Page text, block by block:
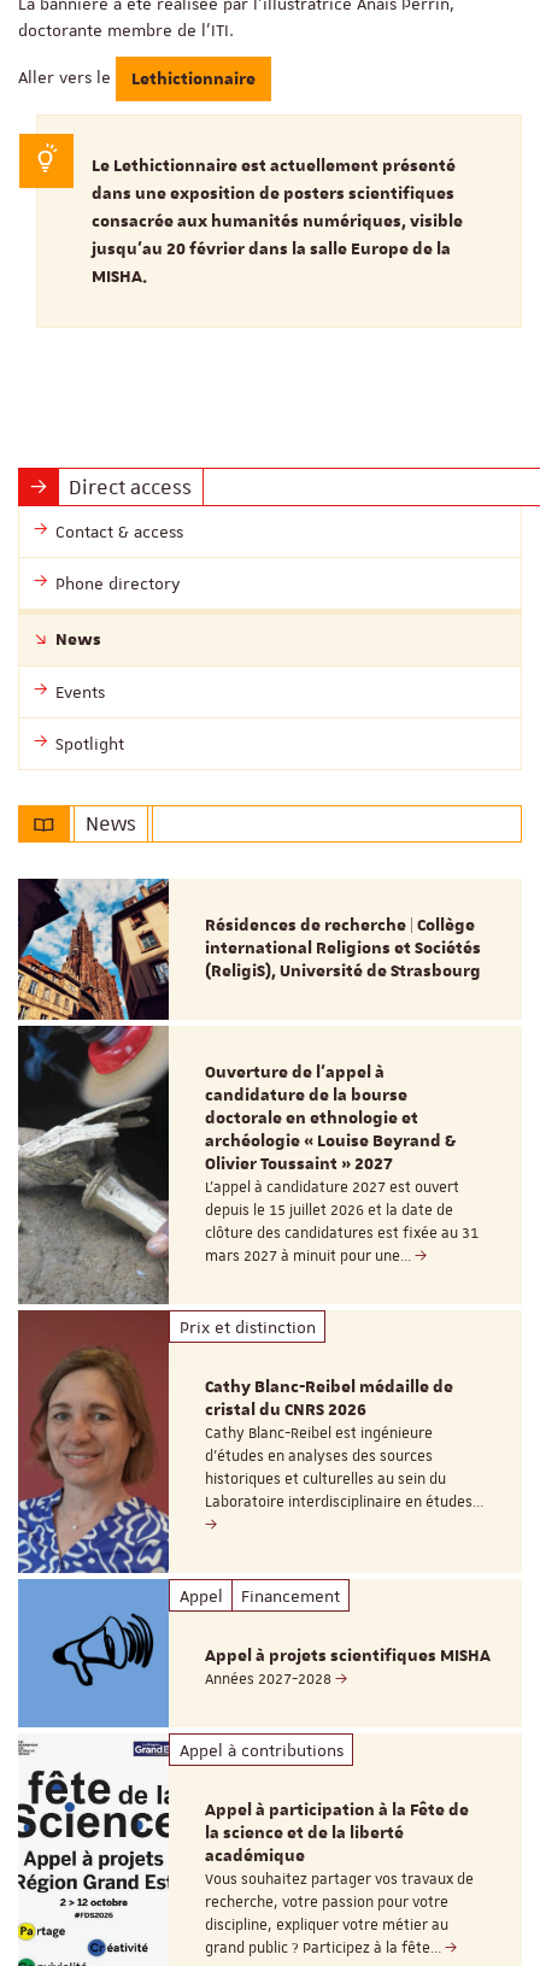
doctorante membre de l'ITI.
Aller vers le Lethictionnaire
Le Lethictionnaire est actuellement présenté
dans une exposition de posters scientifiques
consacrée aux humanités numériques, visible
jusqu’au 20 février dans la salle Europe de la
MISHA.
Direct access
Contact & access
Phone directory
News
Events
Spotlight
News
Résidences de recherche | Collège
international Religions et Sociétés
(ReligiS), Université de Strasbourg
Ouverture de l'appel à
candidature de la bourse
doctorale en ethnologie et
archéologie « Louise Beyrand &
Olivier Toussaint » 2027
L’appel à candidature 2027 est ouvert
depuis le 15 juillet 2026 et la date de
clôture des candidatures est fixée au 31
mars 2027 à minuit pour une…
Prix et distinction
Cathy Blanc-Reibel médaille de
cristal du CNRS 2026
Cathy Blanc-Reibel est ingénieure
d’études en analyses des sources
historiques et culturelles au sein du
Laboratoire interdisciplinaire en études…
Appel Financement
Appel à projets scientifiques MISHA
Années 2027-2028
Appel à contributions
Appel à participation à la Fête de
la science et de la liberté
académique
Vous souhaitez partager vos travaux de
recherche, votre passion pour votre
discipline, expliquer votre métier au
grand public ? Participez à la fête…